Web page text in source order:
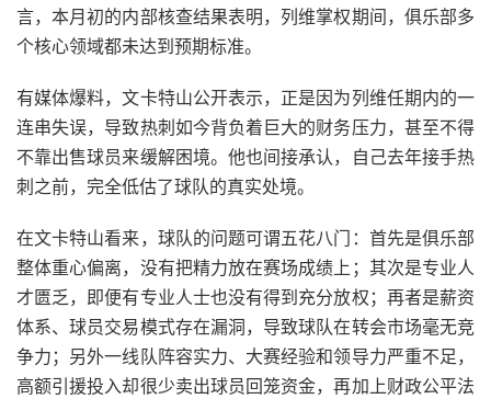
言，本月初的内部核查结果表明，列维掌权期间，俱乐部多
个核心领域都未达到预期标准。
有媒体爆料，文卡特山公开表示，正是因为列维任期内的一
连串失误，导致热刺如今背负着巨大的财务压力，甚至不得
不靠出售球员来缓解困境。他也间接承认，自己去年接手热
刺之前，完全低估了球队的真实处境。
在文卡特山看来，球队的问题可谓五花八门：首先是俱乐部
整体重心偏离，没有把精力放在赛场成绩上；其次是专业人
才匮乏，即便有专业人士也没有得到充分放权；再者是薪资
体系、球员交易模式存在漏洞，导致球队在转会市场毫无竞
争力；另外一线队阵容实力、大赛经验和领导力严重不足，
高额引援投入却很少卖出球员回笼资金，再加上财政公平法